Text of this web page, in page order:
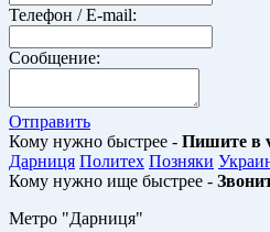
Телефон / E-mail:
Сообщение:
Отправить
Кому нужно быстрее - Пишите в
Дарниця Политех Позняки
Кому нужно ище быстрее -
Метро "Дарниця"